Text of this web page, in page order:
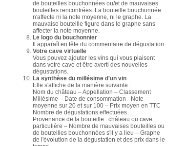
de bouteilles bouchonnées ou/et de mauvaises
bouteilles rencontrées. La bouteille bouchonnée
n'affecte ni la note moyenne, ni le graphe. La
mauvaise bouteille figure dans le graphe sans
affecter la note moyenne.
Le logo du bouchonnier
Il apparaît en tête du commentaire de dégustation.
Votre cave virtuelle
Vous pouvez ajouter les vins qui vous plaisent
dans votre cave et être averti des nouvelles
dégustations.
La synthèse du millésime d'un vin
Elle s'affiche de la manière suivante :
Nom du château – Appellation – Classement
Millésime - Date de consommation - Note
moyenne sur 20 et sur 100 – Prix moyen en TTC
Nombre de dégustations effectuées
Provenance de la bouteille : château ou cave
particulière – Nombre de mauvaises bouteilles ou
de bouteilles bouchonnées s'il y a lieu – Graphe
de l'évolution de la dégustation et des prix dans le